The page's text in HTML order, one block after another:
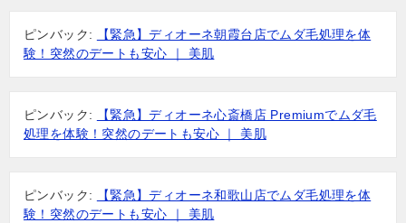
ピンバック:
【緊急】ディオーネ朝霞台店でムダ毛処理を体
験！突然のデートも安心 ｜ 美肌
ピンバック:
【緊急】ディオーネ心斎橋店 Premiumでムダ毛
処理を体験！突然のデートも安心 ｜ 美肌
ピンバック:
【緊急】ディオーネ和歌山店でムダ毛処理を体
験！突然のデートも安心 ｜ 美肌